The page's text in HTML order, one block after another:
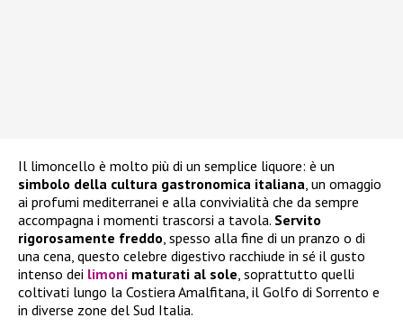
Il limoncello è molto più di un semplice liquore: è un
simbolo della cultura gastronomica italiana, un omaggio
ai profumi mediterranei e alla convivialità che da sempre
accompagna i momenti trascorsi a tavola. Servito
rigorosamente freddo, spesso alla fine di un pranzo o di
una cena, questo celebre digestivo racchiude in sé il gusto
intenso dei limoni maturati al sole, soprattutto quelli
coltivati lungo la Costiera Amalfitana, il Golfo di Sorrento e
in diverse zone del Sud Italia.